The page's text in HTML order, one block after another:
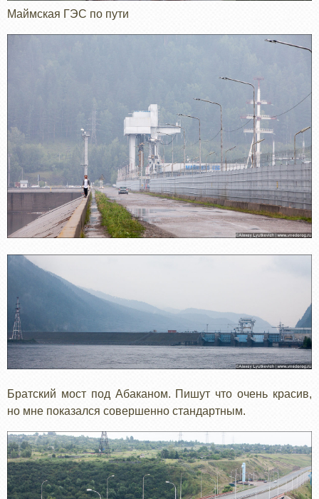
Маймская ГЭС по пути
Братский мост под Абаканом. Пишут что очень красив,
но мне показался совершенно стандартным.